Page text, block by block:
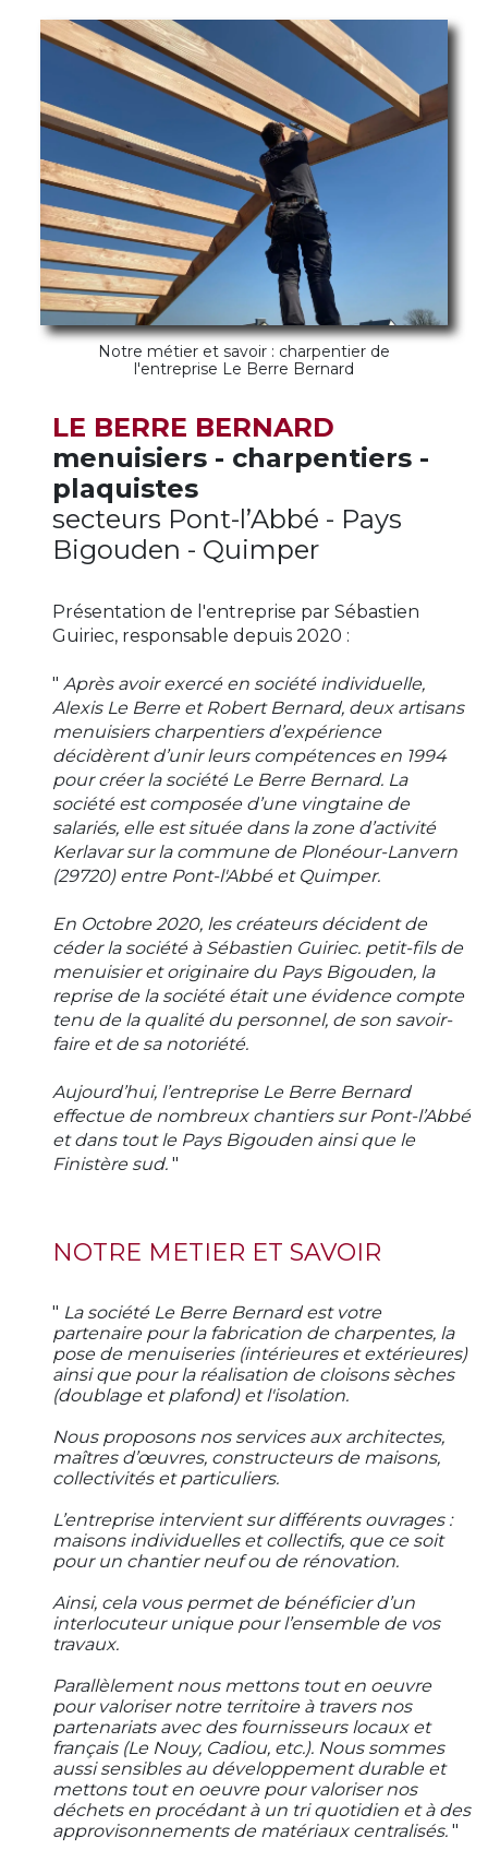
Notre métier et savoir : charpentier de
l'entreprise Le Berre Bernard
LE BERRE BERNARD
menuisiers - charpentiers -
plaquistes
secteurs Pont-l’Abbé - Pays
Bigouden - Quimper
Présentation de l'entreprise par Sébastien
Guiriec, responsable depuis 2020 :
" Après avoir exercé en société individuelle,
Alexis Le Berre et Robert Bernard, deux artisans
menuisiers charpentiers d’expérience
décidèrent d’unir leurs compétences en 1994
pour créer la société Le Berre Bernard. La
société est composée d’une vingtaine de
salariés, elle est située dans la zone d’activité
Kerlavar sur la commune de Plonéour-Lanvern
(29720) entre Pont-l'Abbé et Quimper.
En Octobre 2020, les créateurs décident de
céder la société à Sébastien Guiriec. petit-fils de
menuisier et originaire du Pays Bigouden, la
reprise de la société était une évidence compte
tenu de la qualité du personnel, de son savoir-
faire et de sa notoriété.
Aujourd’hui, l’entreprise Le Berre Bernard
effectue de nombreux chantiers sur Pont-l’Abbé
et dans tout le Pays Bigouden ainsi que le
Finistère sud. "
NOTRE METIER ET SAVOIR
" La société Le Berre Bernard est votre
partenaire pour la fabrication de charpentes, la
pose de menuiseries (intérieures et extérieures)
ainsi que pour la réalisation de cloisons sèches
(doublage et plafond) et l'isolation.
Nous proposons nos services aux architectes,
maîtres d’œuvres, constructeurs de maisons,
collectivités et particuliers.
L’entreprise intervient sur différents ouvrages :
maisons individuelles et collectifs, que ce soit
pour un chantier neuf ou de rénovation.
Ainsi, cela vous permet de bénéficier d’un
interlocuteur unique pour l’ensemble de vos
travaux.
Parallèlement nous mettons tout en oeuvre
pour valoriser notre territoire à travers nos
partenariats avec des fournisseurs locaux et
français (Le Nouy, Cadiou, etc.). Nous sommes
aussi sensibles au développement durable et
mettons tout en oeuvre pour valoriser nos
déchets en procédant à un tri quotidien et à des
approvisonnements de matériaux centralisés. "